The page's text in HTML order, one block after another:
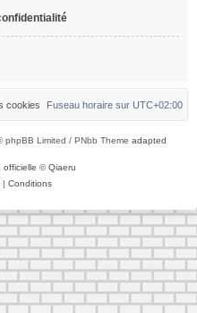
Fuseau horaire sur UTC+02:00
cookies
phpBB Limited / PNbb Theme adapted
officielle ©Qiaeru
| Conditions